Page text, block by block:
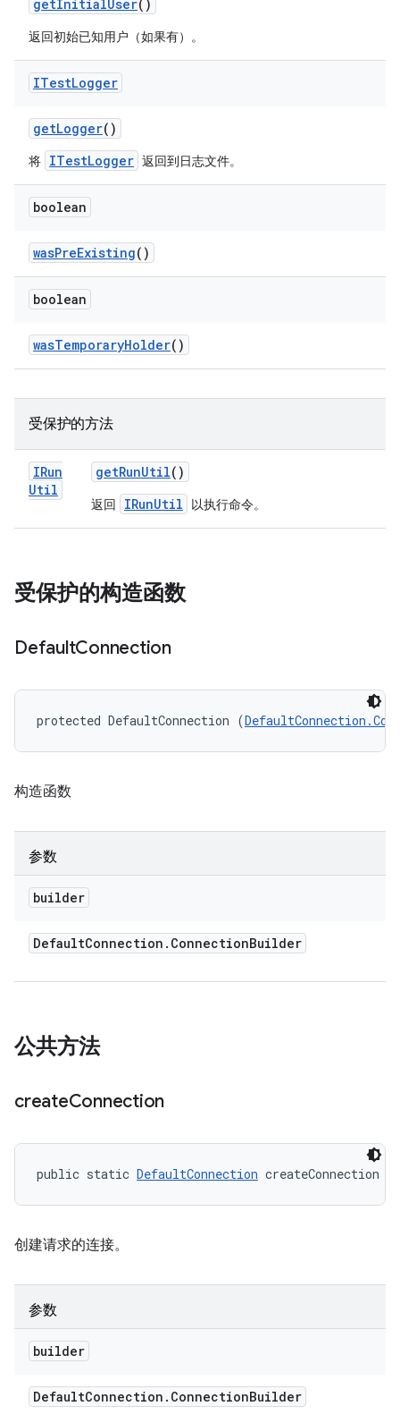
getInitialUser()
返回初始已知用户（如果有）。
ITestLogger
getLogger()
将 ITestLogger 返回到日志文件。
boolean
wasPreExisting()
boolean
wasTemporaryHolder()
受保护的方法
IRun
Util
getRunUtil()
返回 IRunUtil 以执行命令。
受保护的构造函数
DefaultConnection
protected DefaultConnection (
构造函数
参数
builder
DefaultConnection . ConnectionBuilder
公共方法
createConnection
public static DefaultConnection createConnection (
创建请求的连接。
参数
builder
DefaultConnection . ConnectionBuilder